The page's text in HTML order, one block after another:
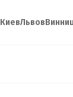
КиевЛьвов